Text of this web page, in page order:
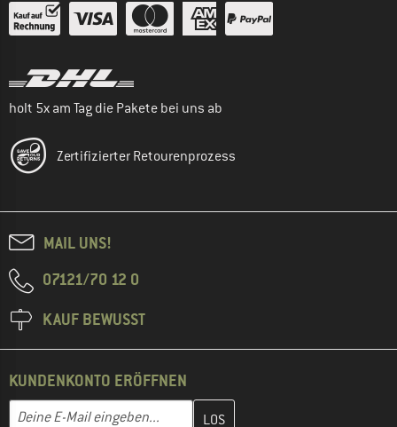
holt 5x am Tag die Pakete bei uns ab
Zertifizierter Retourenprozess
MAIL UNS!
07121/70 12 0
KAUF BEWUSST
KUNDENKONTO ERÖFFNEN
E-Mail-Adresse
Gib hier deine E-Mail-Adresse ein und erstelle im nächsten